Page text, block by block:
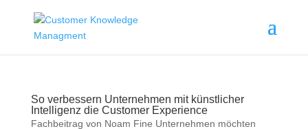
So verbessern Unternehmen mit künstlicher
Intelligenz die Customer Experience
Fachbeitrag von Noam Fine Unternehmen möchten